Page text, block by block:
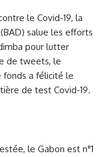
le Covid-19, la
salue les efforts
pour lutter
de tweets, le
fonds a félicité le
de test Covid-19.
le Gabon est n°1